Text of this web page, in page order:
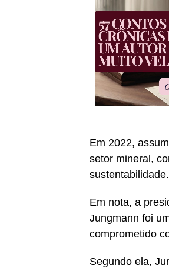
Em 2022,
setor mineral,
sustentabilidade.
Em nota, a
Jungmann foi
comprometido
Segundo ela,